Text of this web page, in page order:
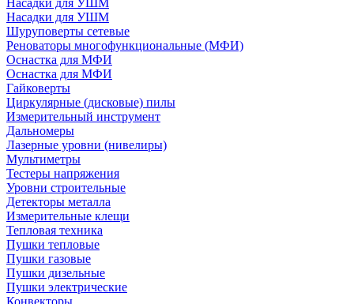
Насадки для УШМ
Насадки для УШМ
Шуруповерты сетевые
Реноваторы многофункциональные (МФИ)
Оснастка для МФИ
Оснастка для МФИ
Гайковерты
Циркулярные (дисковые) пилы
Измерительный инструмент
Дальномеры
Лазерные уровни (нивелиры)
Мультиметры
Тестеры напряжения
Уровни строительные
Детекторы металла
Измерительные клещи
Тепловая техника
Пушки тепловые
Пушки газовые
Пушки дизельные
Пушки электрические
Конвекторы